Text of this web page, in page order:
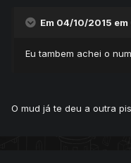
Em 04/10/2015
Eu tambem achei o
O mud já te deu a outra